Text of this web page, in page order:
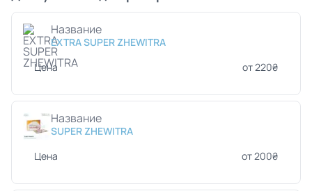
Название
EXTRA SUPER ZHEWITRA
Цена
от 220₴
Название
SUPER ZHEWITRA
Цена
от 200₴